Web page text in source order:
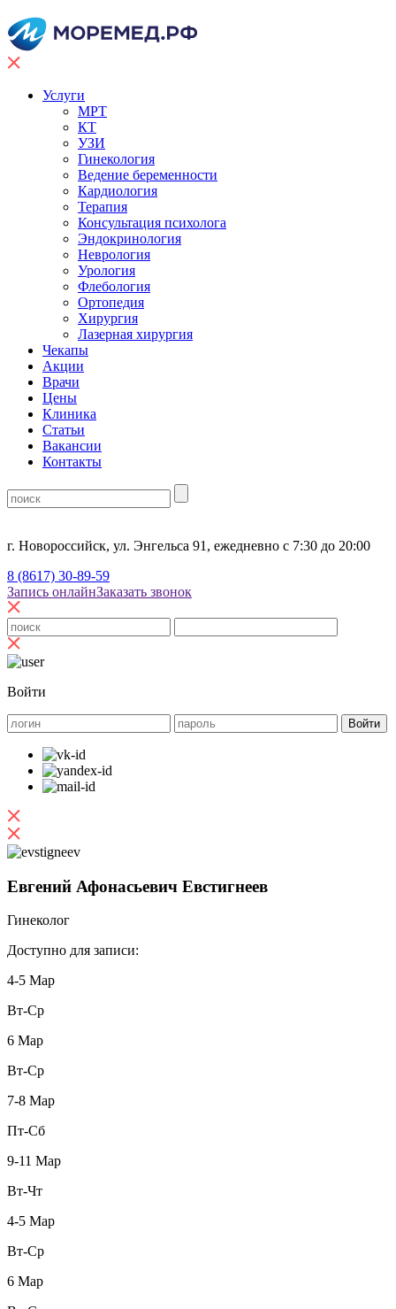
Услуги
МРТ
КТ
УЗИ
Гинекология
Ведение беременности
Кардиология
Терапия
Консультация психолога
Эндокринология
Неврология
Урология
Флебология
Ортопедия
Хирургия
Лазерная хирургия
Чекапы
Акции
Врачи
Цены
Клиника
Статьи
Вакансии
Контакты
г. Новороссийск, ул. Энгельса 91, ежедневно с 7:30 до 20:00
8 (8617) 30-89-59
Запись онлайнЗаказать звонок
Войти
Евгений Афонасьевич Евстигнеев
Гинеколог
Доступно для записи:
4-5 Мар
Вт-Ср
6 Мар
Вт-Ср
7-8 Мар
Пт-Сб
9-11 Мар
Вт-Чт
4-5 Мар
Вт-Ср
6 Мар